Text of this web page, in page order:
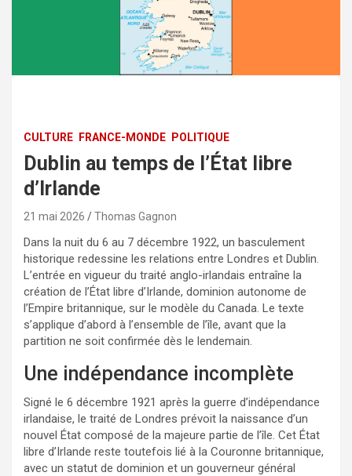
CULTURE FRANCE-MONDE POLITIQUE
Dublin au temps de l’État libre
d’Irlande
21 mai 2026 Thomas Gagnon
Dans la nuit du 6 au 7 décembre 1922, un basculement
historique redessine les relations entre Londres et Dublin.
L’entrée en vigueur du traité anglo-irlandais entraîne la
création de l’État libre d’Irlande, dominion autonome de
l’Empire britannique, sur le modèle du Canada. Le texte
s’applique d’abord à l’ensemble de l’île, avant que la
partition ne soit confirmée dès le lendemain.
Une indépendance incomplète
Signé le 6 décembre 1921 après la guerre d’indépendance
irlandaise, le traité de Londres prévoit la naissance d’un
nouvel État composé de la majeure partie de l’île. Cet État
libre d’Irlande reste toutefois lié à la Couronne britannique,
avec un statut de dominion et un gouverneur général